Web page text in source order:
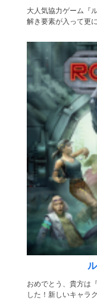
大人気協力ゲーム『
解き要素が入って更
おめでとう、貴方は
した！新しいキャラ